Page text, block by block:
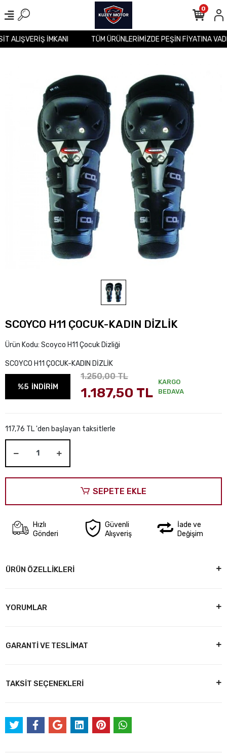
ALIŞVERİŞ İMKANI TÜM ÜRÜNLERİMİZDE PEŞİN FİYATINA
0
SCOYCO H11 ÇOCUK-KADIN DİZLİK
Ürün Kodu: Scoyco H11 Çocuk Dizliği
SCOYCO H11 ÇOCUK-KADIN DİZLİK
%5 İNDİRİM
1.250,00 TL
1.187,50 TL
KARGO
BEDAVA
117,76 TL 'den başlayan taksitlerle
SEPETE EKLE
Hızlı
Gönderi
Güvenli
Alışveriş
İade ve
Değişim
ÜRÜN ÖZELLİKLERİ
YORUMLAR
GARANTİ VE TESLİMAT
TAKSİT SEÇENEKLERİ